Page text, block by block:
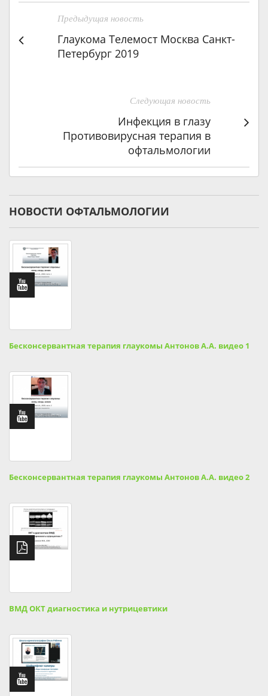
Предыдущая новость
Глаукома Телемост Москва Санкт-
Петербург 2019
Следующая новость
Инфекция в глазу
Противовирусная терапия в
офтальмологии
НОВОСТИ ОФТАЛЬМОЛОГИИ
Бесконсервантная терапия глаукомы Антонов А.А. видео 1
Бесконсервантная терапия глаукомы Антонов А.А. видео 2
ВМД ОКТ диагностика и нутрицевтики